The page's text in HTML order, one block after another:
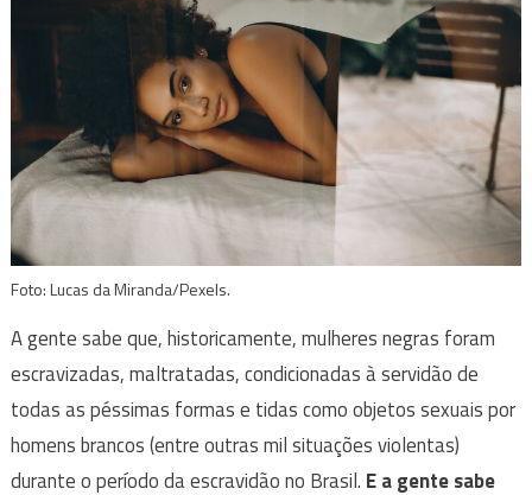
Foto: Lucas da Miranda/Pexels.
A gente sabe que, historicamente, mulheres negras foram
escravizadas, maltratadas, condicionadas à servidão de
todas as péssimas formas e tidas como objetos sexuais por
homens brancos (entre outras mil situações violentas)
durante o período da escravidão no Brasil. E a gente sabe